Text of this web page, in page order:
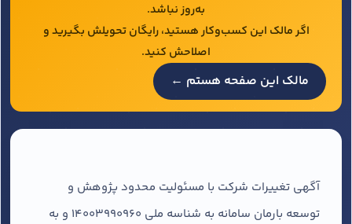
به‌روز نباشد.
اگر مالک این کسب‌وکار هستید، رایگان تحویلش بگیرید و
اصلاحش کنید.
مالک این صفحه هستم ←
آگهی تغییرات شرکت با مسئولیت محدود پژوهش و
توسعه بارمان سامانه به شناسه ملی 14003990960 و به